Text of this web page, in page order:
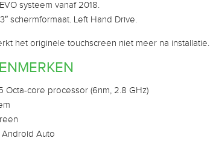
systeem vanaf 2018.
schermformaat. Left Hand Drive.
het originele touchscreen niet meer na installatie.
Octa-core processor (6nm, 2.8 GHz)
Auto